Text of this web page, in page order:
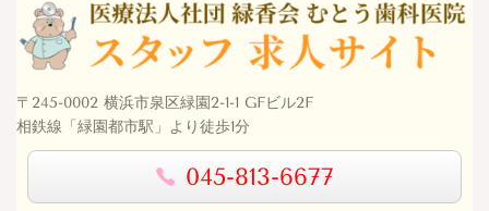
〒245-0002 横浜市泉区緑園2-1-1 GFビル2F
相鉄線「緑園都市駅」より徒歩1分
045-813-6677